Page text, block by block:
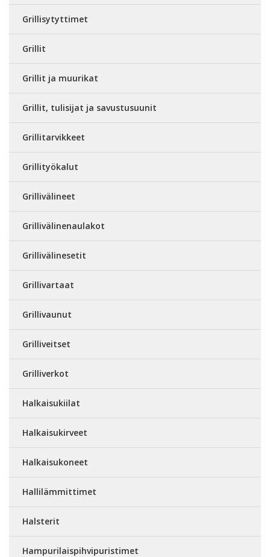
Grillisytyttimet
Grillit
Grillit ja muurikat
Grillit, tulisijat ja savustusuunit
Grillitarvikkeet
Grillityökalut
Grillivälineet
Grillivälinenaulakot
Grillivälinesetit
Grillivartaat
Grillivaunut
Grilliveitset
Grilliverkot
Halkaisukiilat
Halkaisukirveet
Halkaisukoneet
Hallilämmittimet
Halsterit
Hampurilaispihvipuristimet